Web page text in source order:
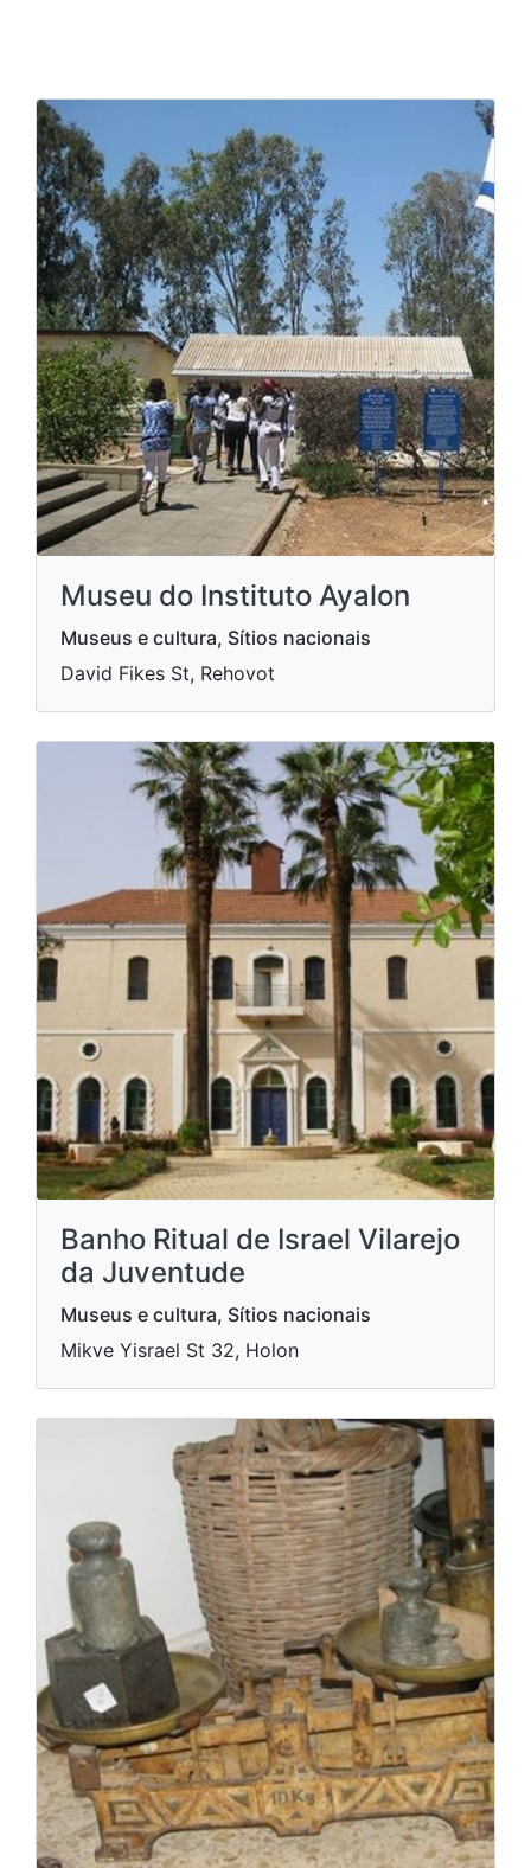
Museu do Instituto Ayalon
Museus e cultura, Sítios nacionais
David Fikes St, Rehovot
Banho Ritual de Israel Vilarejo
da Juventude
Museus e cultura, Sítios nacionais
Mikve Yisrael St 32, Holon